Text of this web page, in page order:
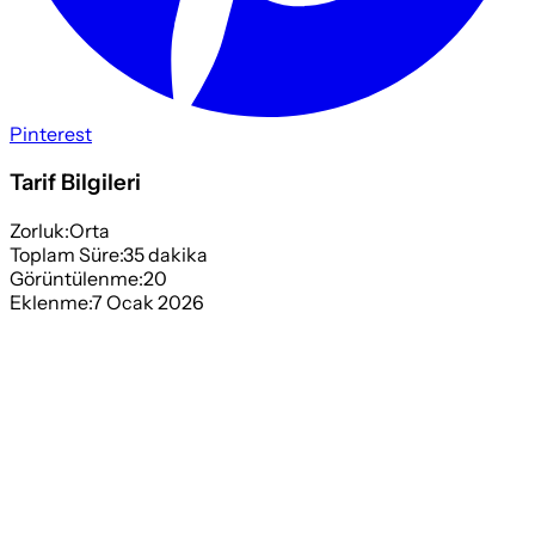
Pinterest
Tarif Bilgileri
Zorluk:Orta
Toplam Süre:35dakika
Görüntülenme:20
Eklenme:7 Ocak 2026